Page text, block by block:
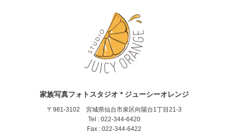
家族写真フォトスタジオ * ジューシーオレンジ
〒981-3102 宮城県仙台市泉区向陽台1丁目21-3
Tel : 022-344-6420
Fax : 022-344-6422